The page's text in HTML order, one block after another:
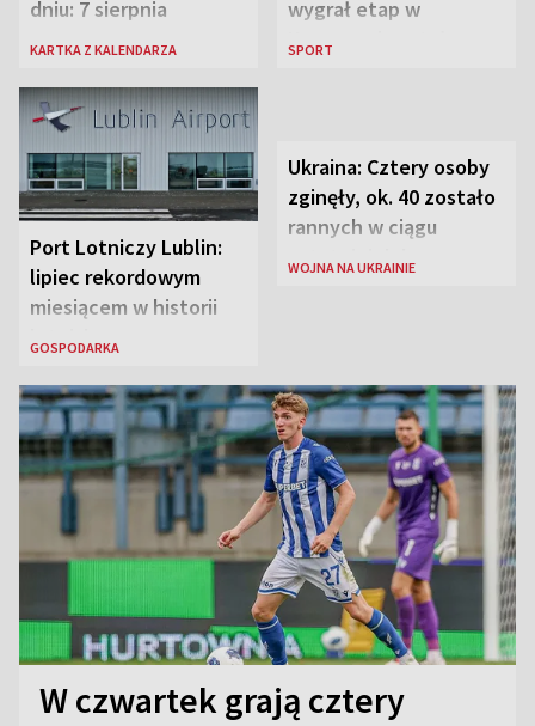
dniu: 7 sierpnia
KARTKA Z KALENDARZA
wygrał etap w
Karpaczu i został
SPORT
Port Lotniczy Lublin:
lipiec rekordowym
miesiącem w historii
lotniska
GOSPODARKA
Ukraina: Cztery osoby
zginęły, ok. 40 zostało
rannych w ciągu
ostatniej doby w
WOJNA NA UKRAINIE
W czwartek grają cztery